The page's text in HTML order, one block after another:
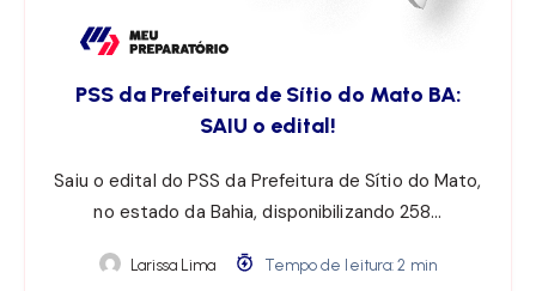
PSS da Prefeitura de Sítio do Mato BA:
SAIU o edital!
Saiu o edital do PSS da Prefeitura de Sítio do Mato,
no estado da Bahia, disponibilizando 258…
Larissa Lima Tempo de leitura: 2 min